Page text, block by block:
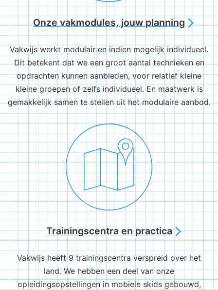
Onze vakmodules, jouw planningarrow_forward_ios
Vakwijs werkt modulair en indien mogelijk individueel.
Dit betekent dat we een groot aantal technieken en
opdrachten kunnen aanbieden, voor relatief kleine
kleine groepen of zelfs individueel. En maatwerk is
gemakkelijk samen te stellen uit het modulaire aanbod.
Trainingscentra en practicaarrow_forward_ios
Vakwijs heeft 9 trainingscentra verspreid over het
land. We hebben een deel van onze
opleidingsopstellingen in mobiele skids gebouwd,